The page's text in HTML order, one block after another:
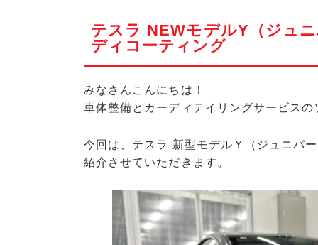
テスラ NEWモデルY（ジュ
ディコーティング
みなさんこんにちは！
車体整備とカーディテイリングサービス
今回は、テスラ 新型モデルＹ（ジュニパ
紹介させていただきます。